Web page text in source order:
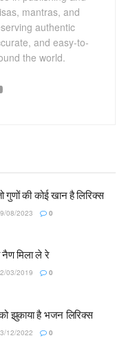
mantras, and
authentic
and easy-to-
the world.
गुणों की कोई खान है लिरिक्स
08/2023 0
नैण मिला ले रे
03/2019 0
झुकाया है भजन लिरिक्स
12/2022 0